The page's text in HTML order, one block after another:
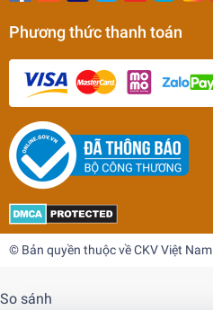
Phương thức thanh toán
© Bản quyền thuộc về CKV Việt Nam
So sánh
undefined